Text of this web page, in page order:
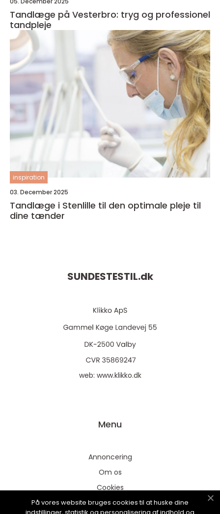
Tandlæge på Vesterbro: tryg og professionel
tandpleje
inspiration
03. December 2025
Tandlæge i Stenlille til den optimale pleje til
dine tænder
SUNDESTESTIL.dk
web: www.klikko.dk
Menu
Annoncering
Om os
Cookies
Kontakt os
På vores website bruges cookies til at huske dine